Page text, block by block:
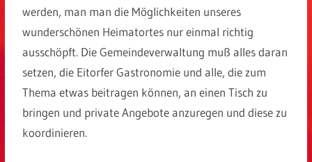
werden, man man die Möglichkeiten unseres
wunderschönen Heimatortes nur einmal richtig
ausschöpft. Die Gemeindeverwaltung muß alles daran
setzen, die Eitorfer Gastronomie und alle, die zum
Thema etwas beitragen können, an einen Tisch zu
bringen und private Angebote anzuregen und diese zu
koordinieren.